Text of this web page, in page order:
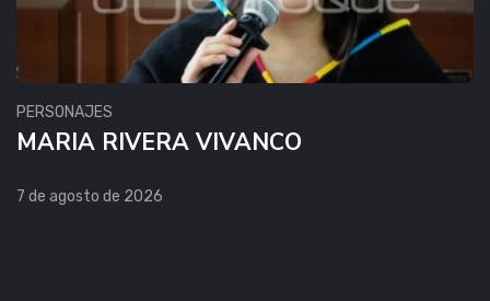
PERSONAJES
MARIA RIVERA VIVANCO
7 de agosto de 2026